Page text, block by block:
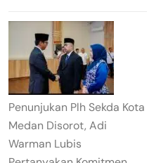
Penunjukan Plh Sekda Kota
Medan Disorot, Adi
Warman Lubis